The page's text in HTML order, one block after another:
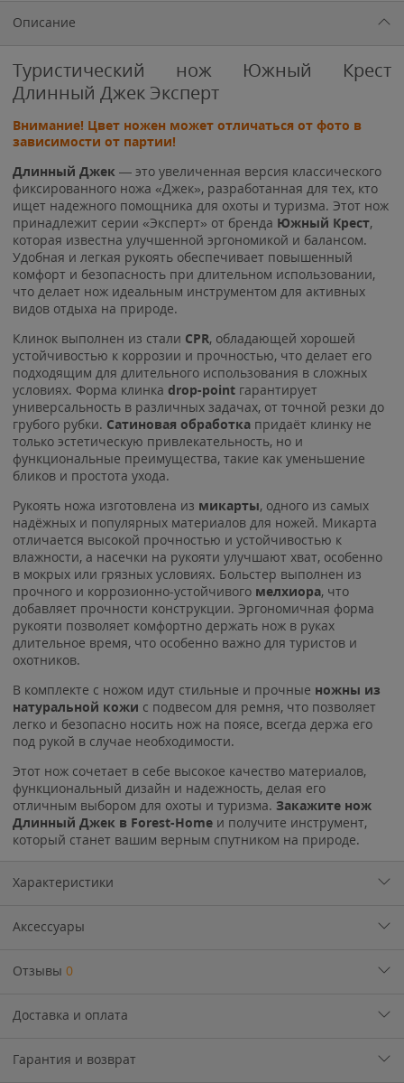
Описание
Туристический нож Южный Крест
Длинный Джек Эксперт
Внимание! Цвет ножен может отличаться от фото в
зависимости от партии!
Длинный Джек — это увеличенная версия классического
фиксированного ножа «Джек», разработанная для тех, кто
ищет надежного помощника для охоты и туризма. Этот нож
принадлежит серии «Эксперт» от бренда Южный Крест,
которая известна улучшенной эргономикой и балансом.
Удобная и легкая рукоять обеспечивает повышенный
комфорт и безопасность при длительном использовании,
что делает нож идеальным инструментом для активных
видов отдыха на природе.
Клинок выполнен из стали CPR, обладающей хорошей
устойчивостью к коррозии и прочностью, что делает его
подходящим для длительного использования в сложных
условиях. Форма клинка drop-point гарантирует
универсальность в различных задачах, от точной резки до
грубого рубки. Сатиновая обработка придаёт клинку не
только эстетическую привлекательность, но и
функциональные преимущества, такие как уменьшение
бликов и простота ухода.
Рукоять ножа изготовлена из микарты, одного из самых
надёжных и популярных материалов для ножей. Микарта
отличается высокой прочностью и устойчивостью к
влажности, а насечки на рукояти улучшают хват, особенно
в мокрых или грязных условиях. Больстер выполнен из
прочного и коррозионно-устойчивого мелхиора, что
добавляет прочности конструкции. Эргономичная форма
рукояти позволяет комфортно держать нож в руках
длительное время, что особенно важно для туристов и
охотников.
В комплекте с ножом идут стильные и прочные ножны из
натуральной кожи с подвесом для ремня, что позволяет
легко и безопасно носить нож на поясе, всегда держа его
под рукой в случае необходимости.
Этот нож сочетает в себе высокое качество материалов,
функциональный дизайн и надежность, делая его
отличным выбором для охоты и туризма. Закажите нож
Длинный Джек в Forest-Home и получите инструмент,
который станет вашим верным спутником на природе.
Характеристики
Аксессуары
Отзывы 0
Доставка и оплата
Гарантия и возврат